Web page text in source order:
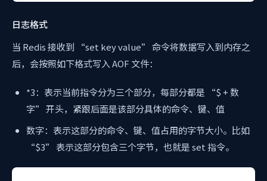
日志格式
当 Redis 接收到 “set key value” 命令将数据写入到内存之
后，会按照如下格式写入 AOF 文件：
*3：表示当前指令分为三个部分，每部分都是 “$ + 数
字” 开头，紧跟后面是该部分具体的命令、键、值
数字：表示这部分的命令、键、值占用的字节大小。比如
“$3” 表示这部分包含三个字节，也就是 set 指令。